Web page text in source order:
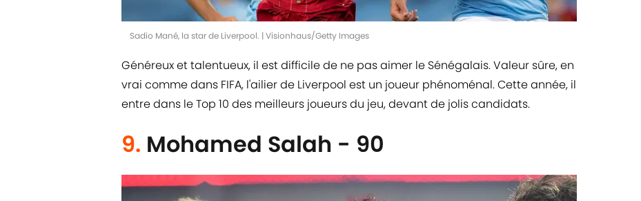
Sadio Mané, la star de Liverpool. | Visionhaus/Getty Images
Généreux et talentueux, il est difficile de ne pas aimer le Sénégalais. Valeur sûre, en
vrai comme dans FIFA, l'ailier de Liverpool est un joueur phénoménal. Cette année, il
entre dans le Top 10 des meilleurs joueurs du jeu, devant de jolis candidats.
9. Mohamed Salah - 90